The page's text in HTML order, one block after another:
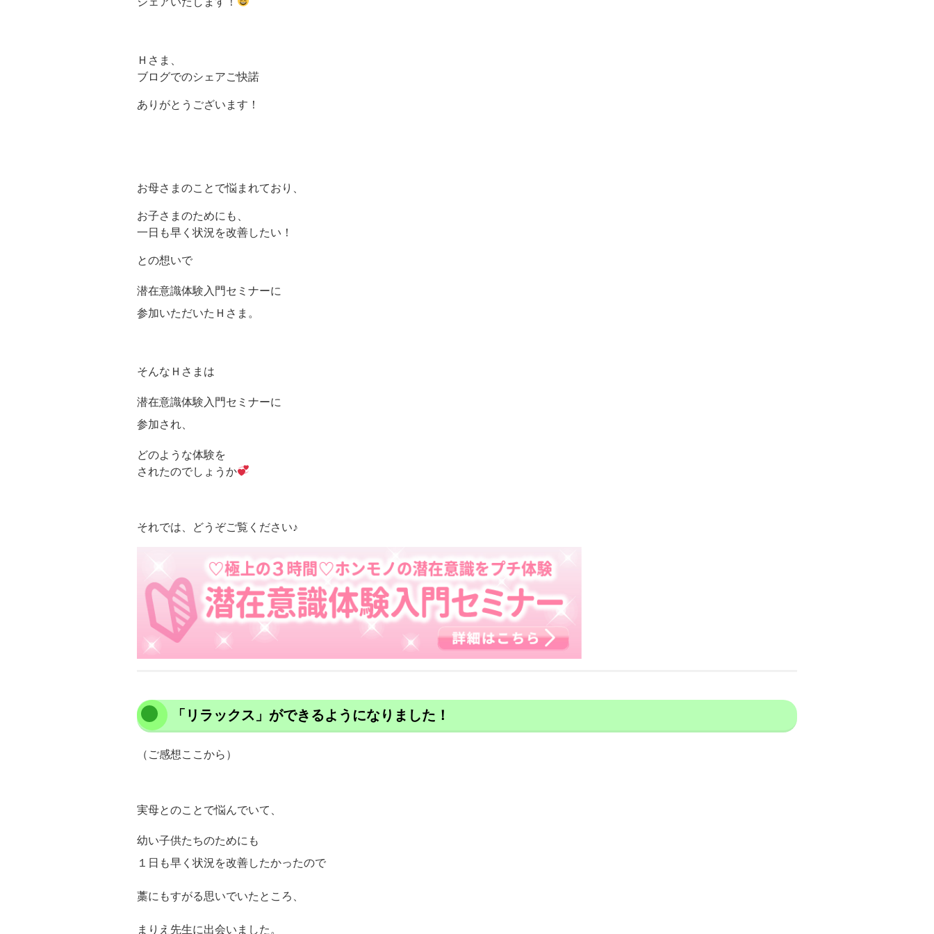
Ｈさま、
ブログでのシェアご快諾
ありがとうございます！
お母さまのことで悩まれており、
お子さまのためにも、
一日も早く状況を改善したい！
との想いで
潜在意識体験入門セミナーに
参加いただいたＨさま。
そんなＨさまは
潜在意識体験入門セミナーに
参加され、
どのような体験を
されたのでしょうか
それでは、どうぞご覧ください♪
「リラックス」ができるようになりました！
（ご感想ここから）
実母とのことで悩んでいて、
幼い子供たちのためにも
１日も早く状況を改善したかったので
藁にもすがる思いでいたところ、
まりえ先生に出会いました。